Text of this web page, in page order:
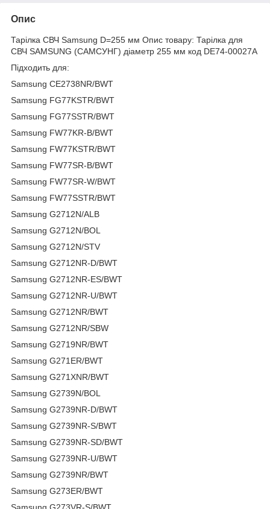
Опис
Тарілка СВЧ Samsung D=255 мм Опис товару: Тарілка для
СВЧ SAMSUNG (САМСУНГ) діаметр 255 мм код DE74-00027A
Підходить для:
Samsung CE2738NR/BWT
Samsung FG77KSTR/BWT
Samsung FG77SSTR/BWT
Samsung FW77KR-B/BWT
Samsung FW77KSTR/BWT
Samsung FW77SR-B/BWT
Samsung FW77SR-W/BWT
Samsung FW77SSTR/BWT
Samsung G2712N/ALB
Samsung G2712N/BOL
Samsung G2712N/STV
Samsung G2712NR-D/BWT
Samsung G2712NR-ES/BWT
Samsung G2712NR-U/BWT
Samsung G2712NR/BWT
Samsung G2712NR/SBW
Samsung G2719NR/BWT
Samsung G271ER/BWT
Samsung G271XNR/BWT
Samsung G2739N/BOL
Samsung G2739NR-D/BWT
Samsung G2739NR-S/BWT
Samsung G2739NR-SD/BWT
Samsung G2739NR-U/BWT
Samsung G2739NR/BWT
Samsung G273ER/BWT
Samsung G273VR-S/BWT